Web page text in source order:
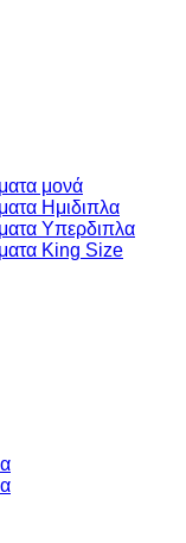
μονά
Ημιδιπλα
Υπερδιπλα
King Size